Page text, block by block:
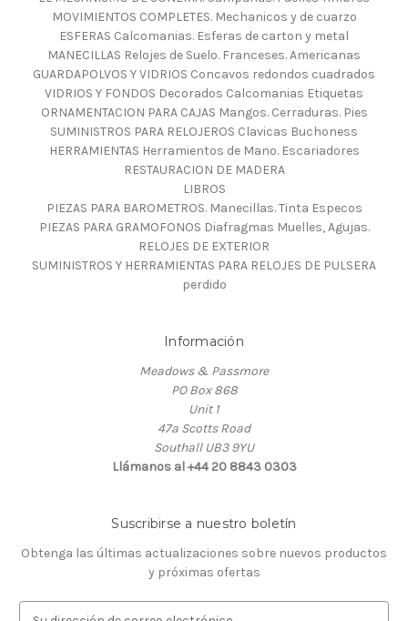
MOVIMIENTOS COMPLETES. Mechanicos y de cuarzo
ESFERAS Calcomanias. Esferas de carton y metal
MANECILLAS Relojes de Suelo. Franceses. Americanas
GUARDAPOLVOS Y VIDRIOS Concavos redondos cuadrados
VIDRIOS Y FONDOS Decorados Calcomanias Etiquetas
ORNAMENTACION PARA CAJAS Mangos. Cerraduras. Pies
SUMINISTROS PARA RELOJEROS Clavicas Buchoness
HERRAMIENTAS Herramientos de Mano. Escariadores
RESTAURACION DE MADERA
LIBROS
PIEZAS PARA BAROMETROS. Manecillas. Tinta Especos
PIEZAS PARA GRAMOFONOS Diafragmas Muelles, Agujas.
RELOJES DE EXTERIOR
SUMINISTROS Y HERRAMIENTAS PARA RELOJES DE PULSERA
perdido
Información
Meadows & Passmore
PO Box 868
Unit 1
47a Scotts Road
Southall UB3 9YU
Llámanos al +44 20 8843 0303
Suscribirse a nuestro boletín
Obtenga las últimas actualizaciones sobre nuevos productos
y próximas ofertas